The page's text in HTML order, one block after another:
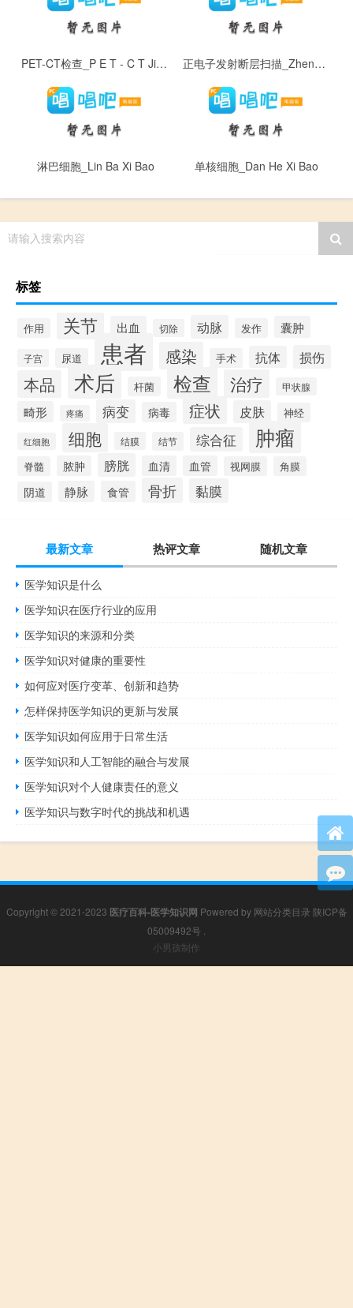
PET-CT检查_P E T - C T Jian Cha 正电子发射断层扫描_Zheng Dian Zi Fa She Duan Ceng Sao Miao
淋巴细胞_Lin Ba Xi Bao 单核细胞_Dan He Xi Bao
请输入搜索内容
标签
作用 关节 出血 切除 动脉 发作 囊肿
子宫 尿道 患者 感染 手术 抗体 损伤
本品 术后 杆菌 检查 治疗 甲状腺
畸形 疼痛 病变 病毒 症状 皮肤 神经
红细胞 细胞 结膜 结节 综合征 肿瘤
脊髓 脓肿 膀胱 血清 血管 视网膜 角膜
阴道 静脉 食管 骨折 黏膜
最新文章 热评文章 随机文章
医学知识是什么
医学知识在医疗行业的应用
医学知识的来源和分类
医学知识对健康的重要性
如何应对医疗变革、创新和趋势
怎样保持医学知识的更新与发展
医学知识如何应用于日常生活
医学知识和人工智能的融合与发展
医学知识对个人健康责任的意义
医学知识与数字时代的挑战和机遇
Copyright © 2021-2023 医疗百科-医学知识网 Powered by 网站分类目录 陕ICP备
05009492号
小男孩制作